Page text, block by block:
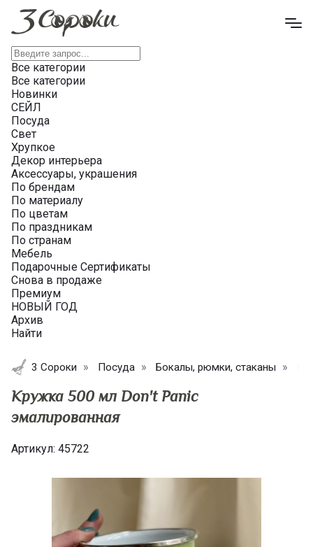
Все категории
Все категории
Новинки
СЕЙЛ
Посуда
Свет
Хрупкое
Декор интерьера
Аксессуары, украшения
По брендам
По материалу
По цветам
По праздникам
По странам
Мебель
Подарочные Сертификаты
Снова в продаже
Премиум
НОВЫЙ ГОД
Архив
Найти
3 Сороки Посуда Бокалы, рюмки, стаканы
Кружка 500 мл Don't Panic
эмалированная
Артикул: 45722